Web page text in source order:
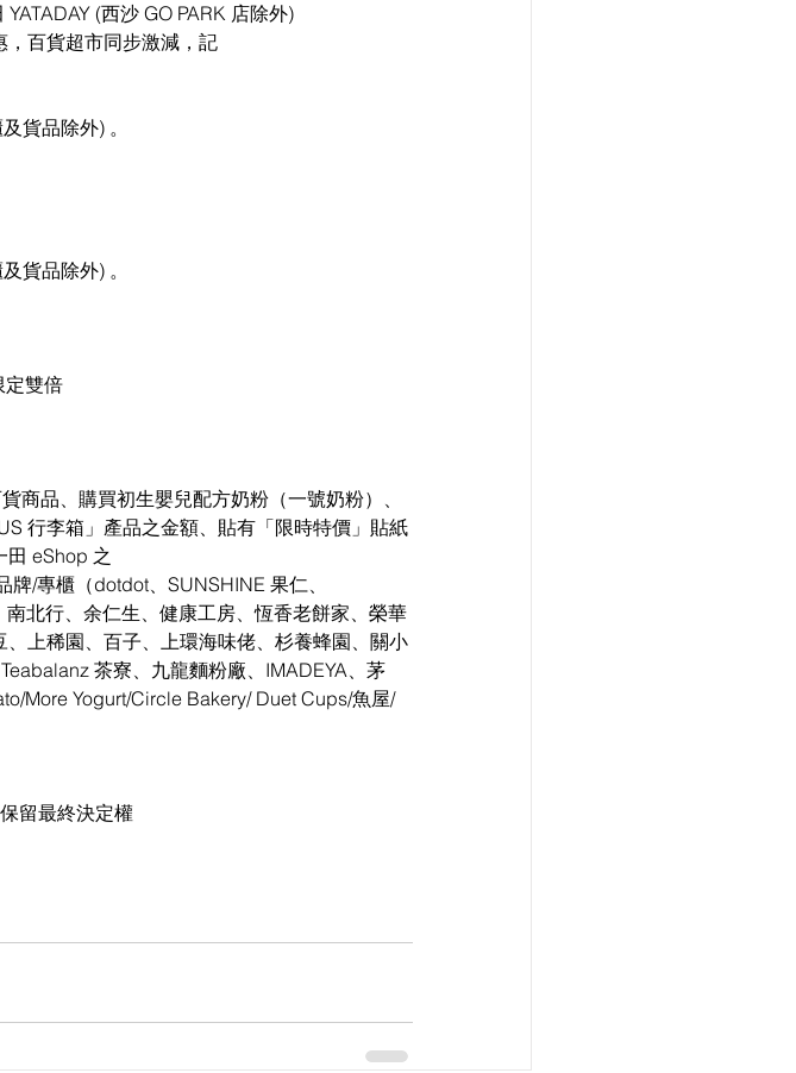
(西沙 GO PARK 店除外)
，百貨超市同步激減，記
貨品除外) 。
貨品除外) 。
定雙倍
商品、購買初生嬰兒配方奶粉（一號奶粉）、
行李箱」產品之金額、貼有「限時特價」貼紙
田 eShop 之
/專櫃（dotdot、SUNSHINE 果仁、
北行、余仁生、健康工房、恆香老餅家、榮華
上稀園、百子、上環海味佬、杉養蜂園、關小
茶寮、九龍麵粉廠、IMADEYA、茅
More Yogurt/Circle Bakery/ Duet Cups/魚屋/
留最終決定權